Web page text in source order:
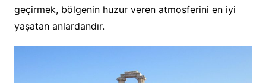
geçirmek, bölgenin huzur veren atmosferini en iyi
yaşatan anlardandır.